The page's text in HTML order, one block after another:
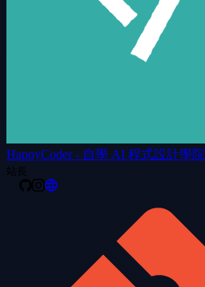
HappyCoder - 自學 AI 程式設計學院
站長